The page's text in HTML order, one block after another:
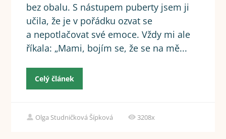
bez obalu. S nástupem puberty jsem ji
učila, že je v pořádku ozvat se
a nepotlačovat své emoce. Vždy mi ale
říkala: „Mami, bojím se, že se na mě...
Celý článek
Olga Studničková Šípková 3208x